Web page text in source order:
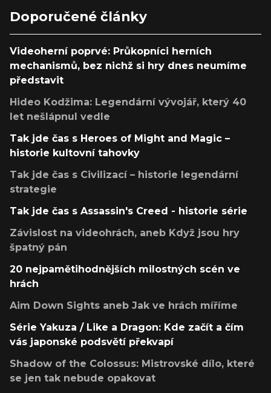
Doporučené články
Videoherní poprvé: Průkopníci herních
mechanismů, bez nichž si hry dnes neumíme
představit
Hideo Kodžima: Legendární vývojář, který 40
let nešlápnul vedle
Tak jde čas s Heroes of Might and Magic –
historie kultovní tahovky
Tak jde čas s Civilizací – historie legendární
strategie
Tak jde čas s Assassin's Creed - historie série
Závislost na videohrách, aneb Když jsou hry
špatný pán
20 nejpamětihodnějších milostných scén ve
hrách
Aim Down Sights aneb Jak ve hrách míříme
Série Yakuza / Like a Dragon: Kde začít a čím
vás japonské podsvětí překvapí
Shadow of the Colossus: Mistrovské dílo, které
se jen tak nebude opakovat